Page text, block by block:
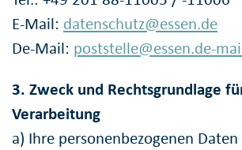
E-Mail: datenschutz@essen.de
De-Mail: poststelle@essen.de-
3. Zweck und Rechtsgrundlage
Verarbeitung
a) Ihre personenbezogenen